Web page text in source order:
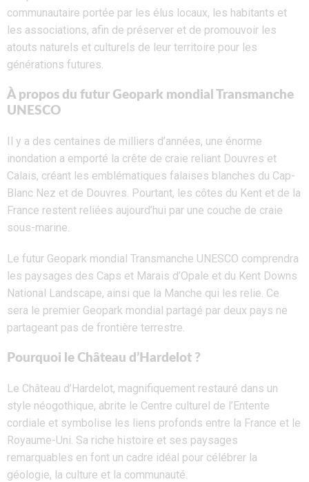
communautaire portée par les élus locaux, les habitants et
les associations, afin de préserver et de promouvoir les
atouts naturels et culturels de leur territoire pour les
générations futures.
À propos du futur Geopark mondial Transmanche
UNESCO
Il y a des centaines de milliers d’années, une énorme
inondation a emporté la crête de craie reliant Douvres et
Calais, créant les emblématiques falaises blanches du Cap-
Blanc Nez et de Douvres. Pourtant, les côtes du Kent et de la
France restent reliées aujourd’hui par une couche de craie
sous-marine.
Le futur Geopark mondial Transmanche UNESCO comprendra
les paysages des Caps et Marais d’Opale et du Kent Downs
National Landscape, ainsi que la Manche qui les relie. Ce
sera le premier Geopark mondial partagé par deux pays ne
partageant pas de frontière terrestre.
Pourquoi le Château d’Hardelot ?
Le Château d’Hardelot, magnifiquement restauré dans un
style néogothique, abrite le Centre culturel de l’Entente
cordiale et symbolise les liens profonds entre la France et le
Royaume-Uni. Sa riche histoire et ses paysages
remarquables en font un cadre idéal pour célébrer la
géologie, la culture et la communauté.